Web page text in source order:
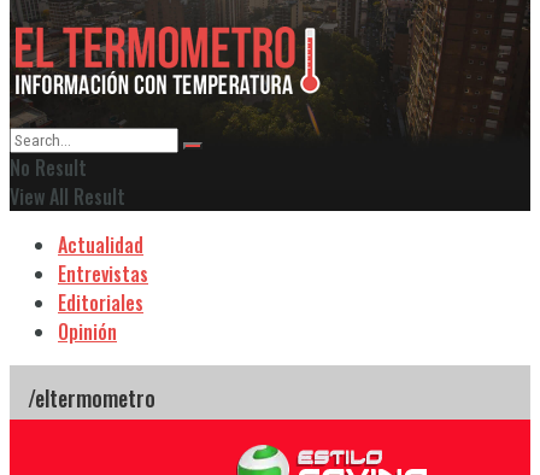
No Result
View All Result
Actualidad
Entrevistas
Editoriales
Opinión